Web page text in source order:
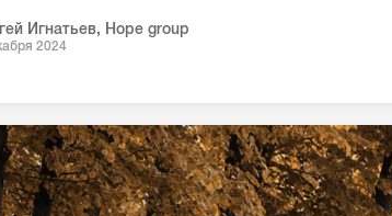
Игнатьев, Hope group
2024